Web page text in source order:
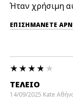
Ήταν χρήσιμη
ΤΈΛΕΙΟ
14/09/2025 Kate